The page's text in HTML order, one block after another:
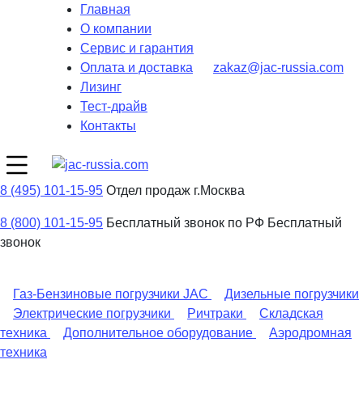
Главная
О компании
Сервис и гарантия
Оплата и доставка
Лизинг
Тест-драйв
Контакты
zakaz@jac-russia.com
8 (495) 101-15-95 Отдел продаж г.Москва
8 (800) 101-15-95 Бесплатный звонок по РФ Бесплатный
звонок
Газ-Бензиновые погрузчики JAC
Дизельные погрузчики
Электрические погрузчики
Ричтраки
Складская
техника
Дополнительное оборудование
Аэродромная
техника